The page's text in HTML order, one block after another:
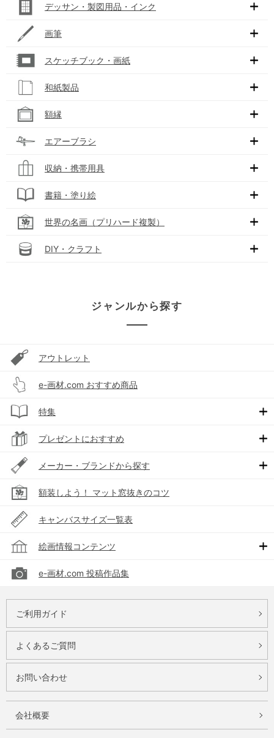
デッサン・製図用品・インク
画筆
スケッチブック・画紙
和紙製品
額縁
エアーブラシ
収納・携帯用具
書籍・塗り絵
世界の名画（プリハード複製）
DIY・クラフト
ジャンルから探す
アウトレット
e-画材.com おすすめ商品
特集
プレゼントにおすすめ
メーカー・ブランドから探す
額装しよう！ マット窓抜きのコツ
キャンバスサイズ一覧表
絵画情報コンテンツ
e-画材.com 投稿作品集
ご利用ガイド
よくあるご質問
お問い合わせ
会社概要